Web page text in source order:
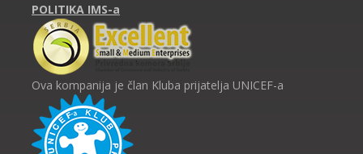
POLITIKA IMS-a
Ova kompanija je član Kluba prijatelja UNICEF-a